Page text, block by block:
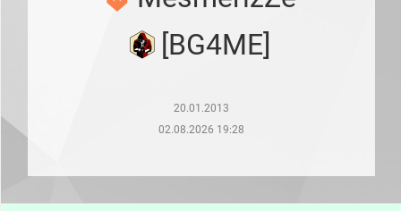
игроков
[BG4ME]
20.01.2013
02.08.2026 19:28